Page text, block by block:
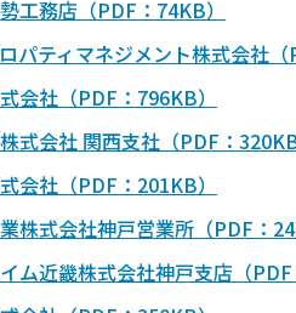
工務店（PDF：74KB）
パティマネジメント株式会社（
会社（PDF：796KB）
式会社 関西支社（PDF：320KB
会社（PDF：201KB）
株式会社神戸営業所（PDF：
ム近畿株式会社神戸支店（PDF